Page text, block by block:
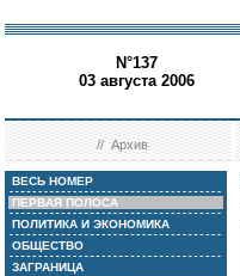
N°137
03 августа 2006
//Архив
ВЕСЬ НОМЕР
ПЕРВАЯ ПОЛОСА
ПОЛИТИКА И ЭКОНОМИКА
ОБЩЕСТВО
ЗАГРАНИЦА